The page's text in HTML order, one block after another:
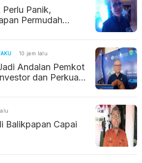
Panik,
Permudah
10 jam lalu
Andalan Pemkot
dan Perkuat
Balikpapan Capai